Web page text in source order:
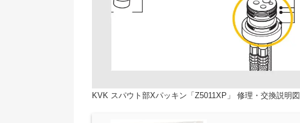
KVK スパウト部Xパッキン「Z5011XP」 修理・交換説明図